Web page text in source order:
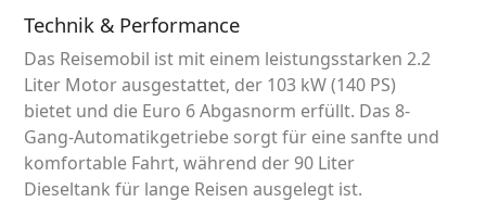
Technik & Performance
Das Reisemobil ist mit einem leistungsstarken 2.2
Liter Motor ausgestattet, der 103 kW (140 PS)
bietet und die Euro 6 Abgasnorm erfüllt. Das 8-
Gang-Automatikgetriebe sorgt für eine sanfte und
komfortable Fahrt, während der 90 Liter
Dieseltank für lange Reisen ausgelegt ist.